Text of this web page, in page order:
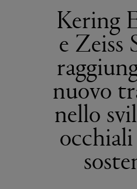
Kering
e Zeiss
nuovo
nello